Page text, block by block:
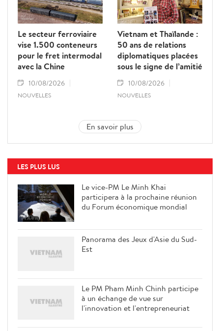
Le secteur ferroviaire
vise 1.500 conteneurs
pour le fret intermodal
avec la Chine
10/08/2026
NOUVELLES
Vietnam et Thaïlande :
50 ans de relations
diplomatiques placées
sous le signe de l’amitié
10/08/2026
NOUVELLES
En savoir plus
LES PLUS LUS
Le vice-PM Le Minh Khai
participera à la prochaine réunion
du Forum économique mondial
Panorama des Jeux d'Asie du Sud-
Est
Le PM Pham Minh Chinh participe
à un échange de vue sur
l'innovation et l'entrepreneuriat